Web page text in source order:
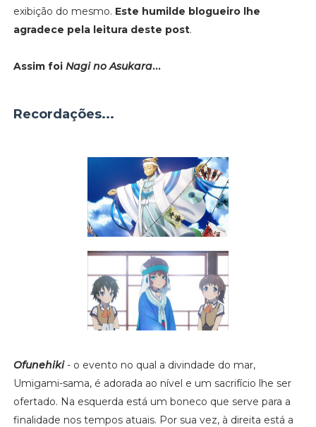
exibição do mesmo. Este humilde blogueiro lhe
agradece pela leitura deste post.
Assim foi Nagi no Asukara...
Recordações...
Ofunehiki- o evento no qual a divindade do mar,
Umigami-sama, é adorada ao nível e um sacrifício lhe ser
ofertado. Na esquerda está um boneco que serve para a
finalidade nos tempos atuais. Por sua vez, à direita está a